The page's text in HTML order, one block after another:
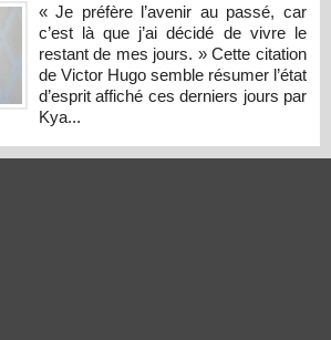
« Je préfère l’avenir au passé, car
c’est là que j’ai décidé de vivre le
restant de mes jours. » Cette citation
de Victor Hugo semble résumer l’état
d’esprit affiché ces derniers jours par
Kya...